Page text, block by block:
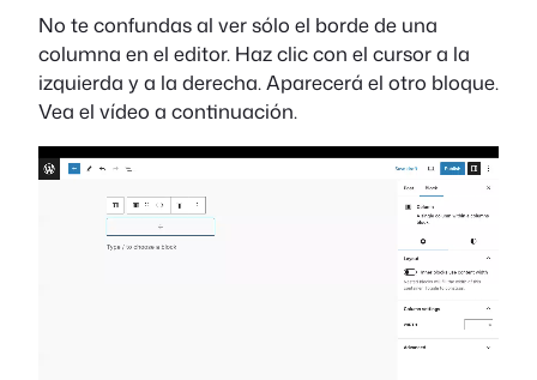
No te confundas al ver sólo el borde de una
columna en el editor. Haz clic con el cursor a la
izquierda y a la derecha. Aparecerá el otro bloque.
Vea el vídeo a continuación.